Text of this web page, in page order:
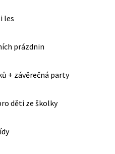
les
prázdnin
+ závěrečná party
děti ze školky